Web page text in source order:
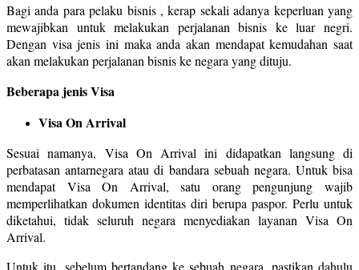
Bagi anda para pelaku bisnis , kerap sekali adanya keperluan yang
mewajibkan untuk melakukan perjalanan bisnis ke luar negri.
Dengan visa jenis ini maka anda akan mendapat kemudahan saat
akan melakukan perjalanan bisnis ke negara yang dituju.
Beberapa jenis Visa
Visa On Arrival
Sesuai namanya, Visa On Arrival ini didapatkan langsung di
perbatasan antarnegara atau di bandara sebuah negara. Untuk bisa
mendapat Visa On Arrival, satu orang pengunjung wajib
memperlihatkan dokumen identitas diri berupa paspor. Perlu untuk
diketahui, tidak seluruh negara menyediakan layanan Visa On
Arrival.
Untuk itu, sebelum bertandang ke sebuah negara, pastikan dahulu